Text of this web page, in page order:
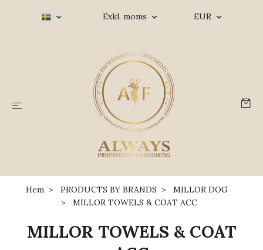
Exkl. moms EUR
Hem PRODUCTS BY BRANDS
MILLOR DOG
MILLOR TOWELS & COAT ACC
MILLOR TOWELS & COAT